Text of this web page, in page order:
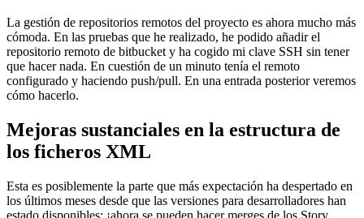
La gestión de repositorios remotos del proyecto es ahora mucho más
cómoda. En las pruebas que he realizado, he podido añadir el
repositorio remoto de bitbucket y ha cogido mi clave SSH sin tener
que hacer nada. En cuestión de un minuto tenía el remoto
configurado y haciendo push/pull. En una entrada posterior veremos
cómo hacerlo.
Mejoras sustanciales en la estructura de
los ficheros XML
Esta es posiblemente la parte que más expectación ha despertado en
los últimos meses desde que las versiones para desarrolladores han